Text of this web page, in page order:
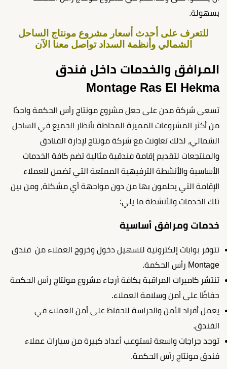
بسهولة.
للتعرف على أحدث أسعار مشروع مونتاج الساحل
الشمالي وأنظمة السداد تواصل معنا الآن
المرافق والخدمات داخل فندق
Montage Ras El Hekma
تسعى شركة مدن على جعل مشروع مونتاج رأس الحكمة واحدًا
من أكثر المشروعات المميزة المحاطة بأنظار الجميع في الساحل
الشمالي، لذلك تعاونت مع شركة مونتاج لإدارة الفنادق
والمنتجعات لتقديم إقامة فندقية مثالية تضم كافة الخدمات
الأساسية والأنشطة الترفيهية الممتعة التي تضمن للعملاء
الإقامة التي يحلمون بها من دون مواجهة أي مشكلة، ومن بين
تلك الخدمات والأنشطة ما يلي:
خدمات ومرافق أساسية
تتوفر بوابات إلكترونية لتسهيل دخول وخروج العملاء من فندق
Montage رأس الحكمة.
تنتشر كاميرات المراقبة بكافة أرجاء مشروع مونتاج رأس الحكمة
حفاظًا على أمن وسلامة العملاء.
يعمل أفراد الأمن والحراسة للحفاظ على أمن العملاء في
الفندق.
توجد جراجات واسعة تستوعب أعداد كبيرة من سيارات عملاء
فندق مونتاج رأس الحكمة.